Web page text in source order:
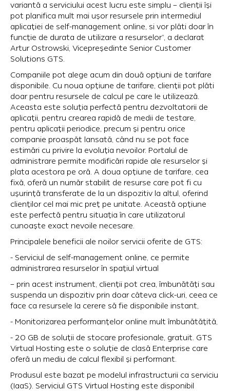
variantă a serviciului acest lucru este simplu – clienții își
pot planifica mult mai ușor resursele prin intermediul
aplicației de self-management online, si vor plăti doar în
funcție de durata de utilizare a resurselor”, a declarat
Artur Ostrowski, Vicepreședinte Senior Customer
Solutions GTS.
Companiile pot alege acum din două opțiuni de tarifare
disponibile. Cu noua opțiune de tarifare, clienții pot plăti
doar pentru resursele de calcul pe care le utilizează.
Aceasta este soluția perfectă pentru dezvoltatorii de
aplicații, pentru crearea rapidă de medii de testare,
pentru aplicații periodice, precum și pentru orice
companie proaspăt lansată, când nu se pot face
estimări cu privire la evoluția nevoilor. Portalul de
administrare permite modificări rapide ale resurselor și
plata acestora pe oră. A doua opțiune de tarifare, cea
fixă, oferă un număr stabilit de resurse care pot fi cu
ușurință transferate de la un dispozitiv la altul, oferind
clienților cel mai mic preț pe unitate. Această opțiune
este perfectă pentru situația în care utilizatorul
cunoaște exact nevoile necesare.
Principalele beneficii ale noilor servicii oferite de GTS:
- Serviciul de self-management online, ce permite
administrarea resurselor în spațiul virtual
– prin acest instrument, clienții pot crea, îmbunătăți sau
suspenda un dispozitiv prin doar câteva click-uri, ceea ce
face ca resursele la cerere să fie disponibile instant,
- Monitorizarea performanțelor online mult îmbunătățită,
- 20 GB de soluții de stocare profesionale, gratuit. GTS
Virtual Hosting este o soluție de clasă Enterprise care
oferă un mediu de calcul flexibil și performant.
Produsul este bazat pe modelul infrastructurii ca serviciu
(IaaS). Serviciul GTS Virtual Hosting este disponibil